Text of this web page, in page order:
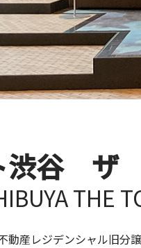
渋谷 ザ
THE
産レジデンシャル旧分